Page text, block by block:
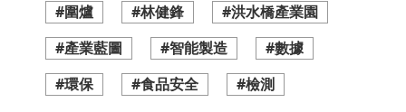
#圍爐 #林健鋒
#洪水橋產業園
#產業藍圖
#智能製造
#數據
#環保
#食品安全 #檢測